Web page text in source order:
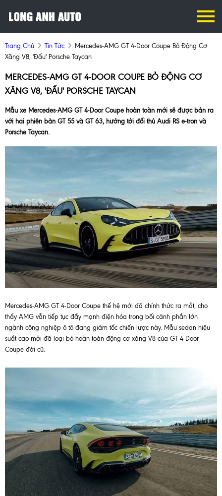
Trang Chủ Tin Tức
Mercedes-AMG GT 4-Door Coupe Bỏ Động Cơ
Xăng V8, 'đấu' Porsche Taycan
MERCEDES-AMG GT 4-DOOR COUPE BỎ ĐỘNG CƠ
XĂNG V8, 'ĐẤU' PORSCHE TAYCAN
Mẫu xe Mercedes-AMG GT 4-Door Coupe hoàn toàn mới sẽ được bán ra
với hai phiên bản GT 55 và GT 63, hướng tới đối thủ Audi RS e-tron và
Porsche Taycan.
Mercedes-AMG GT 4-Door Coupe thế hệ mới đã chính thức ra mắt, cho
thấy AMG vẫn tiếp tục đẩy mạnh điện hóa trong bối cảnh phần lớn
ngành công nghiệp ô tô đang giảm tốc chiến lược này. Mẫu sedan hiệu
suất cao mới đã loại bỏ hoàn toàn động cơ xăng V8 của GT 4-Door
Coupe đời cũ.